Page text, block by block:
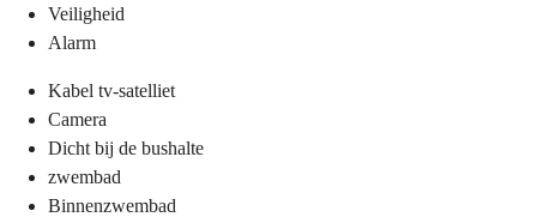
Veiligheid
Alarm
Kabel tv-satelliet
Camera
Dicht bij de bushalte
zwembad
Binnenzwembad